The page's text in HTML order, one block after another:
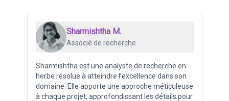
Sharmishtha M.
Associé de recherche
Sharmishtha est une analyste de recherche en
herbe résolue à atteindre l’excellence dans son
domaine. Elle apporte une approche méticuleuse
à chaque projet, approfondissant les détails pour